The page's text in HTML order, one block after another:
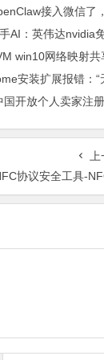
接入微信了
AI：英伟达nvidia
win10网络映射共
装扩展报错：“无法安装扩展
开放个人卖家注册
协议安全工具-